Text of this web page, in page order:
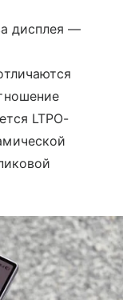
дисплея —
LTPO-